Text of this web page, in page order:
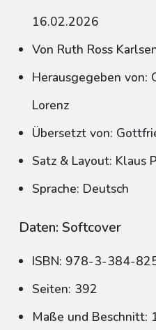
16.02.2026
Von Ruth Ross
Herausgegeben von:
Lorenz
Übersetzt von:
Satz & Layout: Klaus
Sprache: Deutsch
Daten: Softcover
ISBN: 978-3-384-
Seiten: 392
Maße und Beschnitt: